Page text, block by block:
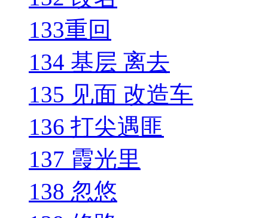
133重回
134 基层 离去
135 见面 改造车
136 打尖遇匪
137 霞光里
138 忽悠